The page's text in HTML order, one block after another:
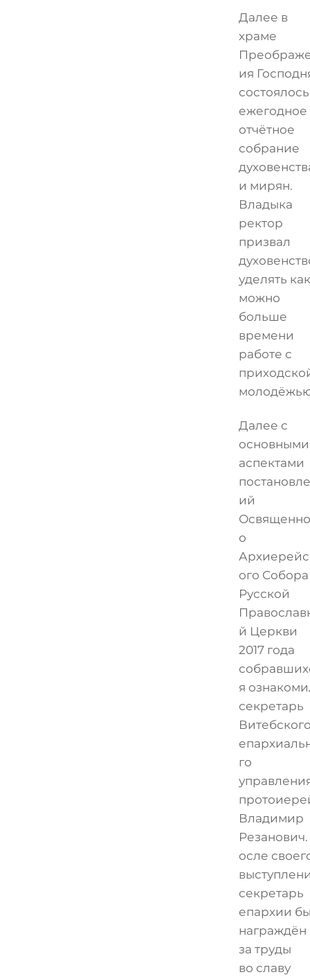
Далее в
храме
ия
состоялось
ежегодное
отчётное
собрание
и мирян.
Владыка
ректор
призвал
уделять как
можно
больше
времени
работе с
Далее с
основными
аспектами
ий
о
ого Собора
Русской
й Церкви
2017 года
я
секретарь
го
Владимир
осле
секретарь
епархии
награждён
за труды
во славу